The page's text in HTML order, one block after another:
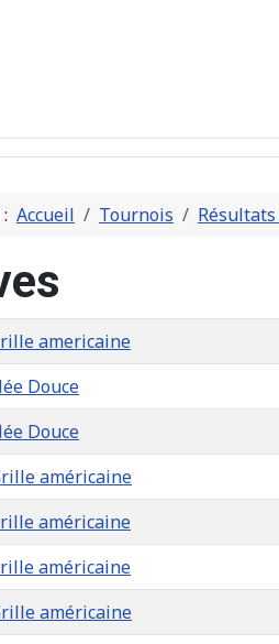
Accueil Tournois
création
americaine
Douce
Douce
américaine
américaine
américaine
américaine